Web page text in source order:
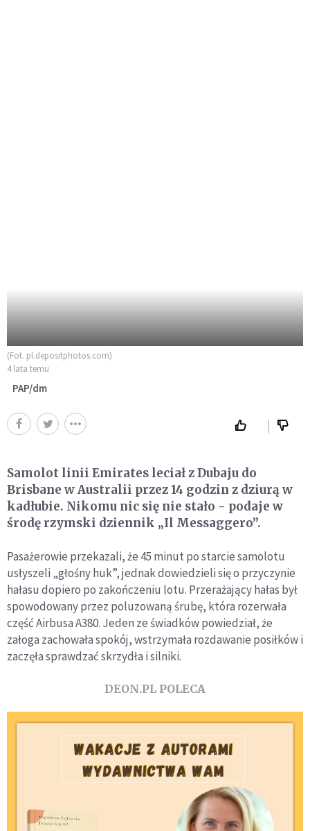
(Fot. pl.depositphotos.com)
4 lata temu
PAP/dm
Samolot linii Emirates leciał z Dubaju do
Brisbane w Australii przez 14 godzin z dziurą w
kadłubie. Nikomu nic się nie stało - podaje w
środę rzymski dziennik „Il Messaggero”.
Pasażerowie przekazali, że 45 minut po starcie samolotu
usłyszeli „głośny huk”, jednak dowiedzieli się o przyczynie
hałasu dopiero po zakończeniu lotu. Przerażający hałas był
spowodowany przez poluzowaną śrubę, która rozerwała
część Airbusa A380. Jeden ze świadków powiedział, że
załoga zachowała spokój, wstrzymała rozdawanie posiłków i
zaczęła sprawdzać skrzydła i silniki.
DEON.PL POLECA